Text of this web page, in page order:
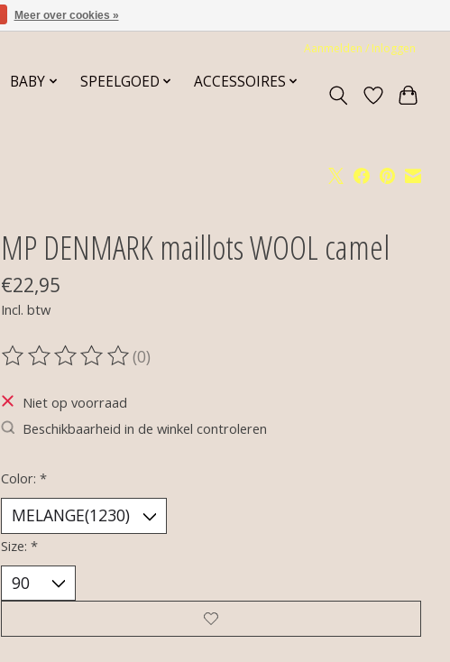
Aanmelden / Inloggen
BABY SPEELGOED
ACCESSOIRES
MP DENMARK maillots WOOL camel
€22,95
Incl. btw
De beoordeling van dit product is
(0)
Niet op voorraad
Beschikbaarheid in de winkel controleren
Color: *
Size: *
Meer over cookies »